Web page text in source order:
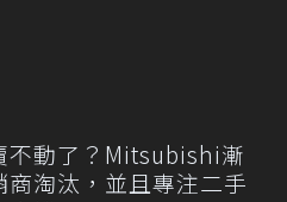
不動了？Mitsubishi漸
商淘汰，並且專注二手